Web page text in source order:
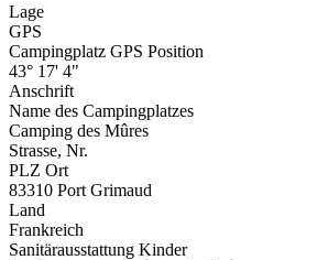
Lage
GPS
Campingplatz GPS Position
43° 17' 4"
Anschrift
Name des Campingplatzes
Camping des Mûres
Strasse, Nr.
PLZ Ort
83310 Port Grimaud
Land
Frankreich
Sanitärausstattung Kinder